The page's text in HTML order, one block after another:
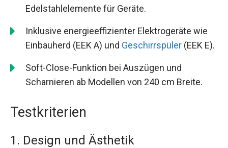
Edelstahlelemente für Geräte.
Inklusive energieeffizienter Elektrogeräte wie
Einbauherd (EEK A) und Geschirrspüler (EEK E).
Soft-Close-Funktion bei Auszügen und
Scharnieren ab Modellen von 240 cm Breite.
Testkriterien
1. Design und Ästhetik